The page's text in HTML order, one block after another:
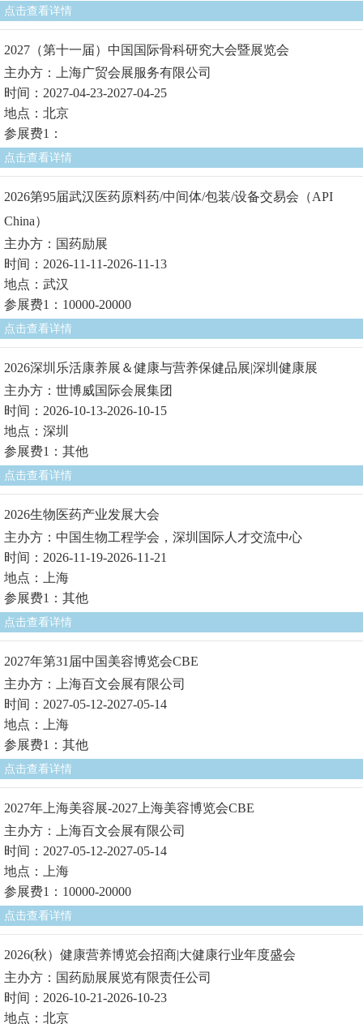
点击查看详情
2027（第十一届）中国国际骨科研究大会暨展览会
主办方：上海广贸会展服务有限公司
时间：2027-04-23-2027-04-25
地点：北京
参展费1：
点击查看详情
2026第95届武汉医药原料药/中间体/包装/设备交易会（API
China）
主办方：国药励展
时间：2026-11-11-2026-11-13
地点：武汉
参展费1：10000-20000
点击查看详情
2026深圳乐活康养展＆健康与营养保健品展|深圳健康展
主办方：世博威国际会展集团
时间：2026-10-13-2026-10-15
地点：深圳
参展费1：其他
点击查看详情
2026生物医药产业发展大会
主办方：中国生物工程学会，深圳国际人才交流中心
时间：2026-11-19-2026-11-21
地点：上海
参展费1：其他
点击查看详情
2027年第31届中国美容博览会CBE
主办方：上海百文会展有限公司
时间：2027-05-12-2027-05-14
地点：上海
参展费1：其他
点击查看详情
2027年上海美容展-2027上海美容博览会CBE
主办方：上海百文会展有限公司
时间：2027-05-12-2027-05-14
地点：上海
参展费1：10000-20000
点击查看详情
2026(秋）健康营养博览会招商|大健康行业年度盛会
主办方：国药励展展览有限责任公司
时间：2026-10-21-2026-10-23
地点：北京